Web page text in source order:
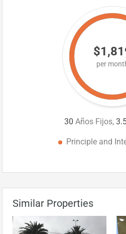
per
30 Años Fijos,
Principle and
Similar Properties